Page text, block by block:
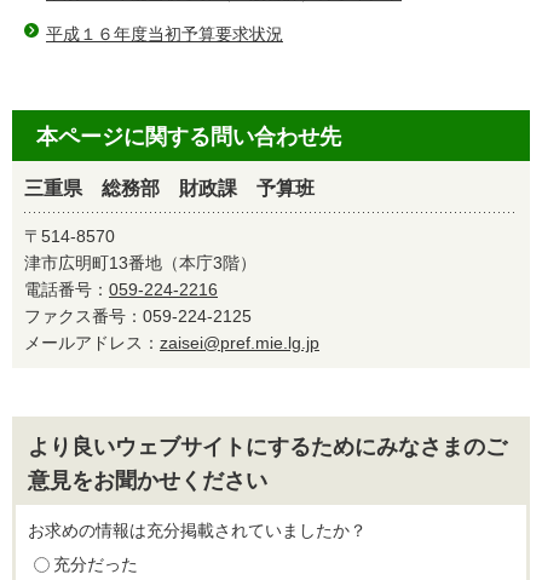
平成１６年度当初予算要求状況
本ページに関する問い合わせ先
三重県 総務部 財政課 予算班
〒514-8570
津市広明町13番地（本庁3階）
電話番号： 059-224-2216
ファクス番号：059-224-2125
メールアドレス： zaisei@pref.mie.lg.jp
より良いウェブサイトにするためにみなさまのご
意見をお聞かせください
お求めの情報は充分掲載されていましたか？
充分だった